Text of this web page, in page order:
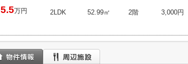
5.5万円 2LDK 52.99㎡ 2階 3,000円